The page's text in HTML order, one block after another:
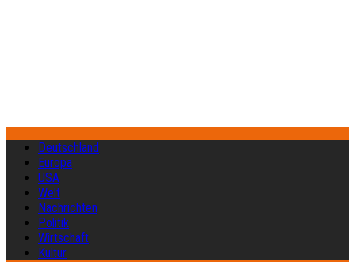
Deutschland
Europa
USA
Welt
Nachrichten
Politik
Wirtschaft
Kultur